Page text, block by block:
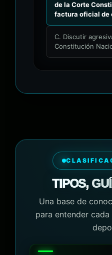
de la Corte
factura oficial de
C. Discutir
Constitución
TIPOS,
Una base de
para entender